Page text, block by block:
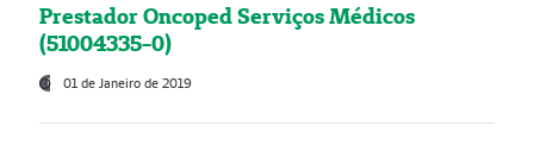
Prestador Oncoped Serviços Médicos
(51004335-0)
01 de Janeiro de 2019